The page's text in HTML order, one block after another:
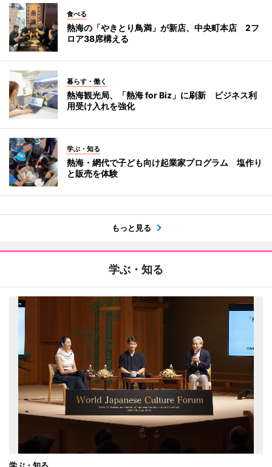
食べる
熱海の「やきとり鳥満」が新店、中央町本店 2フ
ロア38席構える
暮らす・働く
熱海観光局、「熱海 for Biz」に刷新 ビジネス利
用受け入れを強化
学ぶ・知る
熱海・網代で子ども向け起業家プログラム 塩作り
と販売を体験
もっと見る
学ぶ・知る
学ぶ・知る